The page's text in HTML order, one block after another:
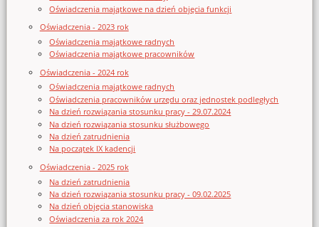
Oświadczenia majątkowe na dzień objęcia funkcji
Oświadczenia - 2023 rok
Oświadczenia majątkowe radnych
Oświadczenia majątkowe pracowników
Oświadczenia - 2024 rok
Oświadczenia majątkowe radnych
Oświadczenia pracowników urzędu oraz jednostek podległych
Na dzień rozwiązania stosunku pracy - 29.07.2024
Na dzień rozwiązania stosunku służbowego
Na dzień zatrudnienia
Na początek IX kadencji
Oświadczenia - 2025 rok
Na dzień zatrudnienia
Na dzień rozwiązania stosunku pracy - 09.02.2025
Na dzień objęcia stanowiska
Oświadczenia za rok 2024